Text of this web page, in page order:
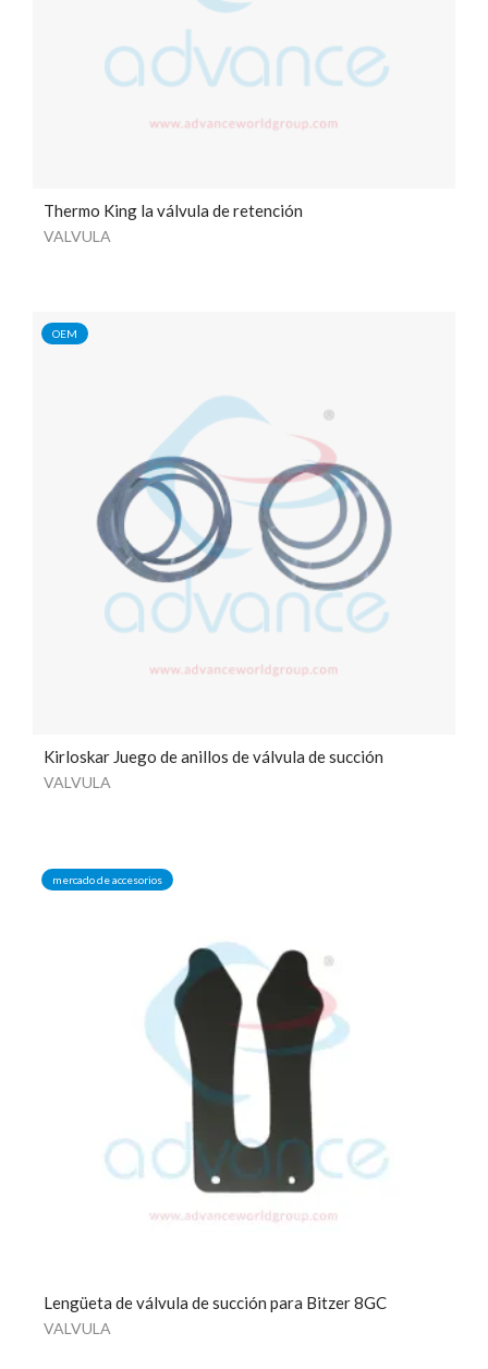
Thermo King la válvula de retención
VALVULA
OEM
Kirloskar Juego de anillos de válvula de succión
VALVULA
mercado de accesorios
Lengüeta de válvula de succión para Bitzer 8GC
VALVULA